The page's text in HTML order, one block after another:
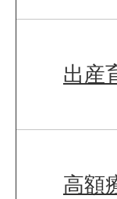
出産
高額